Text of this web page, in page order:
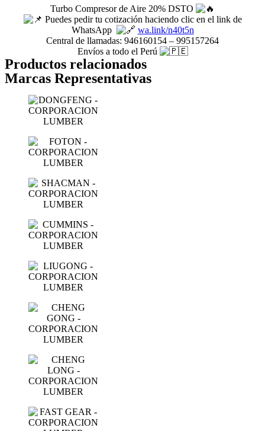
Turbo Compresor de Aire 20% DSTO
Puedes pedir tu cotización haciendo clic en el link de
WhatsApp
wa.link/n40t5n
Central de llamadas: 946160154 – 995157264
Envíos a todo el Perú
Productos relacionados
Marcas Representativas